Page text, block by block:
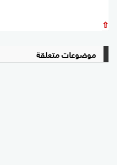
⇧
موضوعات متعلقة